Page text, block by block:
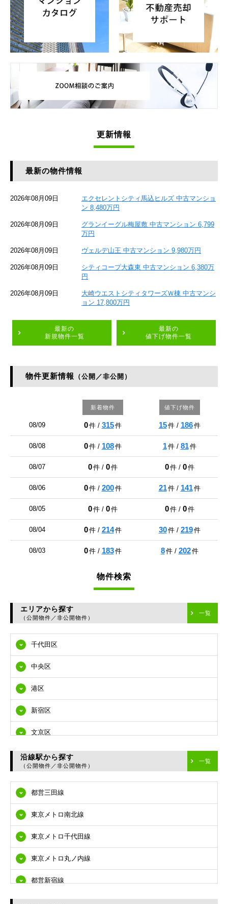
更新情報
最新の物件情報
2026年08月09日
エクセレントシティ馬込ヒルズ 中古マンショ
ン 8,480万円
2026年08月09日
グランイーグル梅屋敷 中古マンション 6,799
万円
2026年08月09日 ヴェルデ山王 中古マンション 9,980万円
2026年08月09日
シティコープ大森東 中古マンション 6,380万
円
2026年08月09日
大崎ウエストシティタワーズＷ棟 中古マンシ
ョン 17,800万円
最新の
新規物件一覧
最新の
値下げ物件一覧
物件更新情報 （公開／非公開）
新着物件 値下げ物件
08/09 0件 / 315件 15件 / 186件
08/08 0件 / 108件 1件 / 81件
08/07 0件 / 0件 0件 / 0件
08/06 0件 / 200件 21件 / 141件
08/05 0件 / 0件 0件 / 0件
08/04 0件 / 214件 30件 / 219件
08/03 0件 / 183件 8件 / 202件
物件検索
エリアから探す
（公開物件／非公開物件）
一覧
千代田区
中央区
港区
新宿区
文京区
台東区
江東区
品川区
目黒区
大田区
世田谷区
沿線駅から探す
（公開物件／非公開物件）
一覧
都営三田線
東京メトロ南北線
東京メトロ千代田線
東京メトロ丸ノ内線
都営新宿線